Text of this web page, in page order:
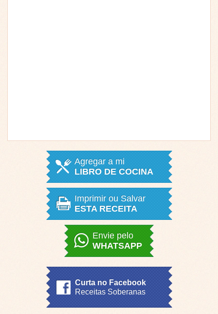
Agregar a mi
LIBRO DE COCINA
Imprimir ou Salvar
ESTA RECEITA
Envie pelo
WHATSAPP
Curta no Facebook
Receitas Soberanas